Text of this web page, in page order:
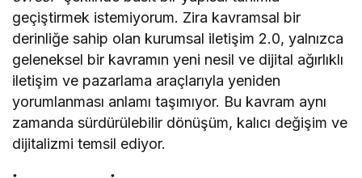
geçiştirmek istemiyorum. Zira kavramsal bir
derinliğe sahip olan kurumsal iletişim 2.0, yalnızca
geleneksel bir kavramın yeni nesil ve dijital ağırlıklı
iletişim ve pazarlama araçlarıyla yeniden
yorumlanması anlamı taşımıyor. Bu kavram aynı
zamanda sürdürülebilir dönüşüm, kalıcı değişim ve
dijitalizmi temsil ediyor.